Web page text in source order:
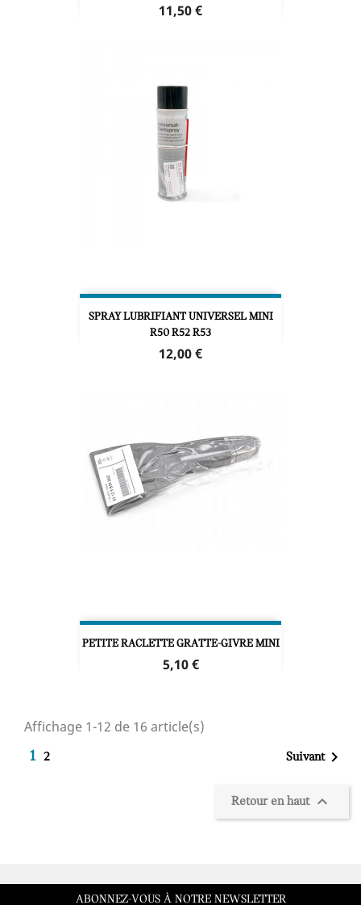
Prix
11,50 €
SPRAY LUBRIFIANT UNIVERSEL MINI
R50 R52 R53
Prix
12,00 €
PETITE RACLETTE GRATTE-GIVRE MINI
Prix
5,10 €
Affichage 1-12 de 16 article(s)
1 2 Suivant
Retour en haut 
ABONNEZ-VOUS À NOTRE NEWSLETTER